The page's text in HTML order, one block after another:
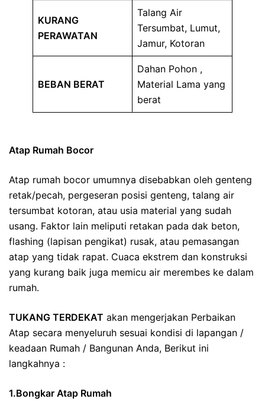
KURANG
PERAWATAN
Talang Air
Tersumbat, Lumut,
Jamur, Kotoran
BEBAN BERAT
Dahan Pohon ,
Material Lama yang
berat
Atap Rumah Bocor
Atap rumah bocor umumnya disebabkan oleh genteng
retak/pecah, pergeseran posisi genteng, talang air
tersumbat kotoran, atau usia material yang sudah
usang. Faktor lain meliputi retakan pada dak beton,
flashing (lapisan pengikat) rusak, atau pemasangan
atap yang tidak rapat. Cuaca ekstrem dan konstruksi
yang kurang baik juga memicu air merembes ke dalam
rumah.
TUKANG TERDEKAT akan mengerjakan Perbaikan
Atap secara menyeluruh sesuai kondisi di lapangan /
keadaan Rumah / Bangunan Anda, Berikut ini
langkahnya :
1.Bongkar Atap Rumah